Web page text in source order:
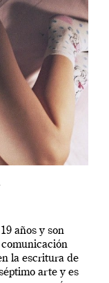
años y son
la escritura de
arte y es